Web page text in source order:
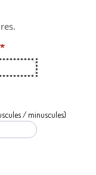
*
/ minuscules)